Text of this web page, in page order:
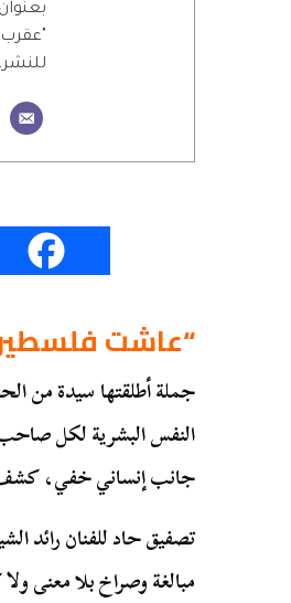
“عاشت
جملة أطلقتها سيدة من
النفس البشرية لكل صاحب
جانب إنساني خفي، كشف
تصفيق حاد للفنان رائد
مبالغة وصراخ بلا